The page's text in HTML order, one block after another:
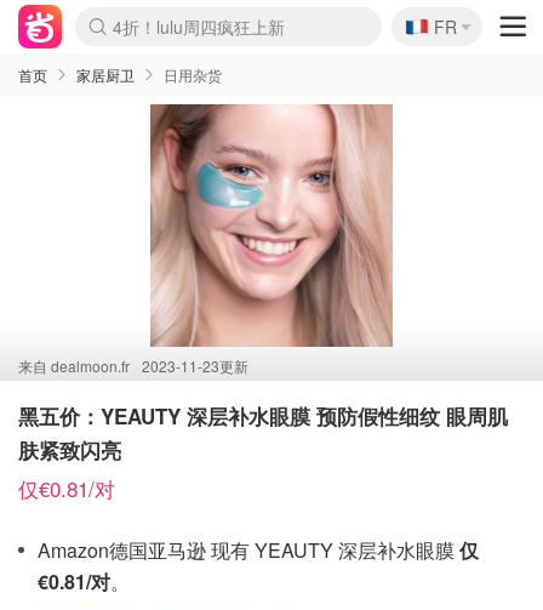
Boticinal 夏促开抢！
4折！lulu周四疯狂上新
还没结束！&OtherStories大促
Joybuy变相75折 随时失效
速领！Stanley独家85折
疑似霸哥！Camper额外叠85折
Zalando 奥莱闪促！每日更新
Moncler反季囤！5折起+叠9折
Coach Brooklyn仅€192
🇫🇷
FR
首页 家居厨卫 日用杂货
来自 dealmoon.fr 2023-11-23更新
黑五价：YEAUTY 深层补水眼膜 预防假性细纹 眼周肌
肤紧致闪亮
仅€0.81/对
Amazon德国亚马逊 现有 YEAUTY 深层补水眼膜仅
€0.81/对。